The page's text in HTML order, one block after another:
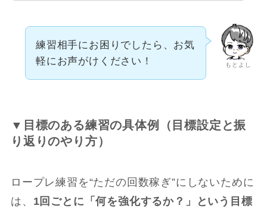
もとよし
練習相手にお困りでしたら、お気
軽にお声がけください！
▼目標のある練習の具体例（目標設定と振
り返りのやり方）
ロープレ練習を“ただの回数稼ぎ”にしないために
は、 1回ごとに「何を強化するか？」という目標